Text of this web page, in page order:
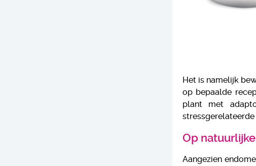
Het is namelijk
op bepaalde
plant met
Op
Aangezien